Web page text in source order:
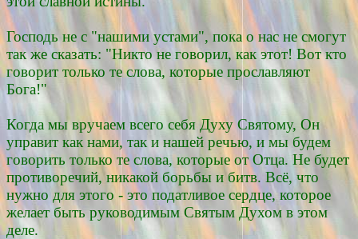
Господь не с "нашими устами", пока о нас не смогут
так же сказать: "Никто не говорил, как этот! Вот кто
говорит только те слова, которые прославляют
Бога!"
Когда мы вручаем всего себя Духу Святому, Он
управит как нами, так и нашей речью, и мы будем
говорить только те слова, которые от Отца. Не будет
противоречий, никакой борьбы и битв. Всё, что
нужно для этого - это податливое сердце, которое
желает быть руководимым Святым Духом в этом
деле.